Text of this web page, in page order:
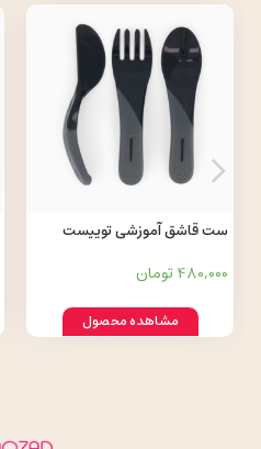
ست قاشق آموزشی توییست
480,000 تومان
مشاهده محصول